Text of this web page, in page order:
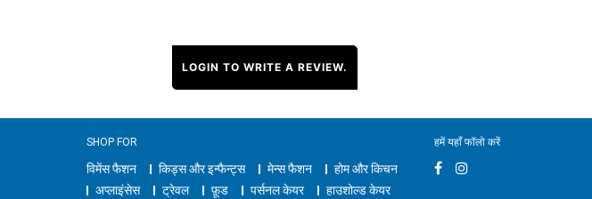
LOGIN TO WRITE A REVIEW.
SHOP FOR
विमेंस फैशन किड्स और इन्फैन्ट्स मेन्स फैशन
होम और किचन
अप्लाइंसेस
ट्रेवल फ़ूड पर्सनल केयर हाउशोल्ड केयर
हमें यहाँ फॉलो करें